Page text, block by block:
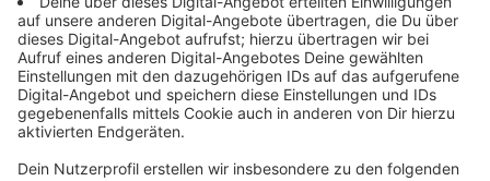
Unsere Unternehmen ergänzen sich hervorragend in
der Vision, das Tierwohl nachhaltig durch smarte
Stallklimatechnologien und hochwertige
Lüftungssysteme zu steigern. Wir freuen uns über den
Zuwachs in unserer Unternehmensfamilie, heißt es von
Huesker Synthetic.